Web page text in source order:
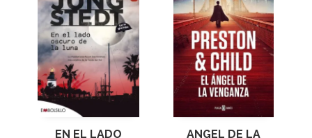
EN EL LADO
ANGEL DE LA